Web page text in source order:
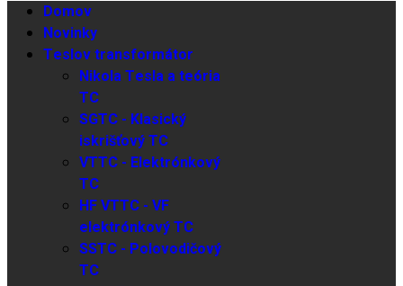
Domov
Novinky
Teslov transformátor
Nikola Tesla a teória
TC
SGTC - Klasický
iskrišťový TC
VTTC - Elektrónkový
TC
HF VTTC - VF
elektrónkový TC
SSTC - Polovodičový
TC